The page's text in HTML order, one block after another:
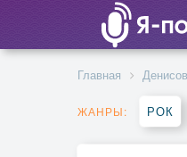
Главная
ЖАНРЫ: РОК